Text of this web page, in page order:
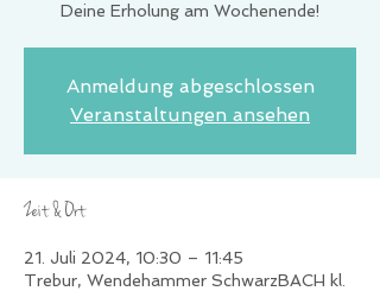
Deine Erholung am Wochenende!
Anmeldung abgeschlossen
Veranstaltungen ansehen
Zeit & Ort
21. Juli 2024, 10:30 – 11:45
Trebur, Wendehammer SchwarzBACH kl.